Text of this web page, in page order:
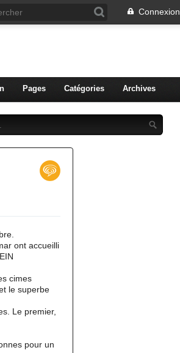
Connexion
Pages Catégories Archives
ont accueilli
cimes
le superbe
Le premier,
pour un